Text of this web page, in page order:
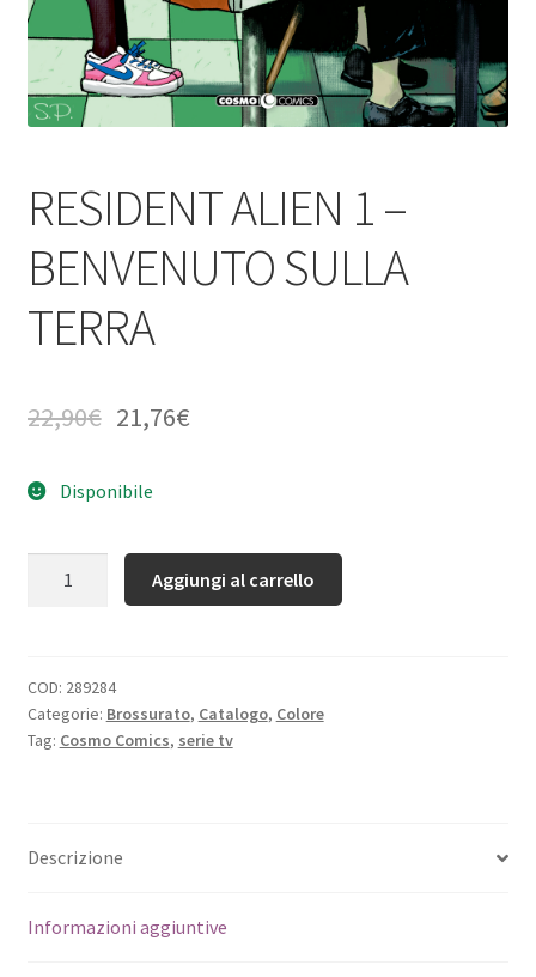
RESIDENT ALIEN 1 –
BENVENUTO SULLA
TERRA
22,90€ 21,76€
Disponibile
Aggiungi al carrello
COD: 289284
Categorie: Brossurato, Catalogo, Colore
Tag: Cosmo Comics, serie tv
Descrizione
Informazioni aggiuntive